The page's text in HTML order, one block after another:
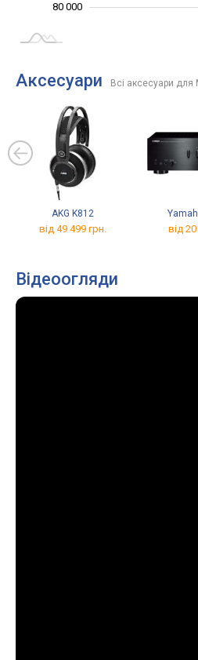
80 000
Аксесуари Всі аксесуари
AKG K812
від 49 499 грн. від
Відеоогляди